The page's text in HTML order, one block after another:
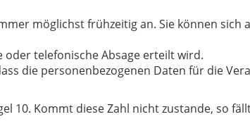
möglichst frühzeitig an. Sie können sich
telefonische Absage erteilt wird.
die personenbezogenen Daten für die
10. Kommt diese Zahl nicht zustande, so